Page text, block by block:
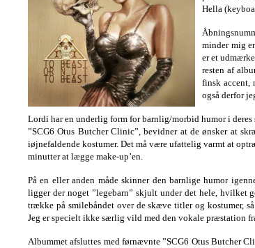
Hella
minder mig
er et
resten af
finsk accent,
også derfor
Lordi har en underlig form for barnlig/morbid humor i deres
”SCG6 Otus Butcher Clinic”, bevidner at de ønsker at
iøjnefaldende kostumer. Det må være ufattelig varmt at
minutter at lægge make-up’en.
På en eller anden måde skinner den barnlige humor
ligger der noget ”legebarn” skjult under det hele, hvilket
trække på smilebåndet over de skæve titler og kostumer,
Jeg er specielt ikke særlig vild med den vokale præstation
Albummet afsluttes med førnævnte ”SCG6 Otus Butcher